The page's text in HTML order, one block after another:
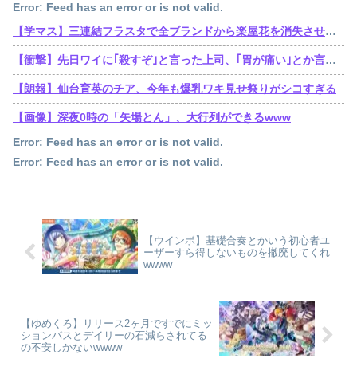
Error: Feed has an error or is not valid.
【学マス】三連結フラスタで全ブランドから楽屋花を消失させた訴訟おじさん遂に口を開くも他人事
【衝撃】先日ワイに｢殺すぞ｣と言った上司、｢胃が痛い｣とか言い出すｗｗｗｗｗ
【朗報】仙台育英のチア、今年も爆乳ワキ見せ祭りがシコすぎる
【画像】深夜0時の「矢場とん」、大行列ができるwww
Error: Feed has an error or is not valid.
Error: Feed has an error or is not valid.
【ウインボ】基礎合奏とかいう初心者ユ
ーザーすら得しないものを撤廃してくれ
wwww
【ゆめくろ】リリース2ヶ月ですでにミッ
ションパスとデイリーの石減らされてる
の不安しかないwwww